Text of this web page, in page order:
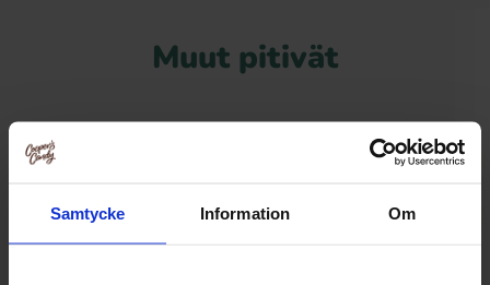
Samtycke Information Om
Muut pitivät